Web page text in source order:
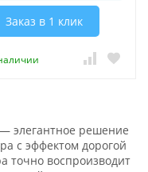
Заказ в 1 клик
элегантное решение
с эффектом дорогой
точно воспроизводит